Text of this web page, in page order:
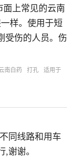
面上常见的云南
样。使用于短
受伤的人员。伤
南白药 打孔 适用于
同线路和用车
谢谢。